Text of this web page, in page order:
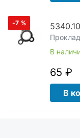
-7 %
В
65 ₽
В